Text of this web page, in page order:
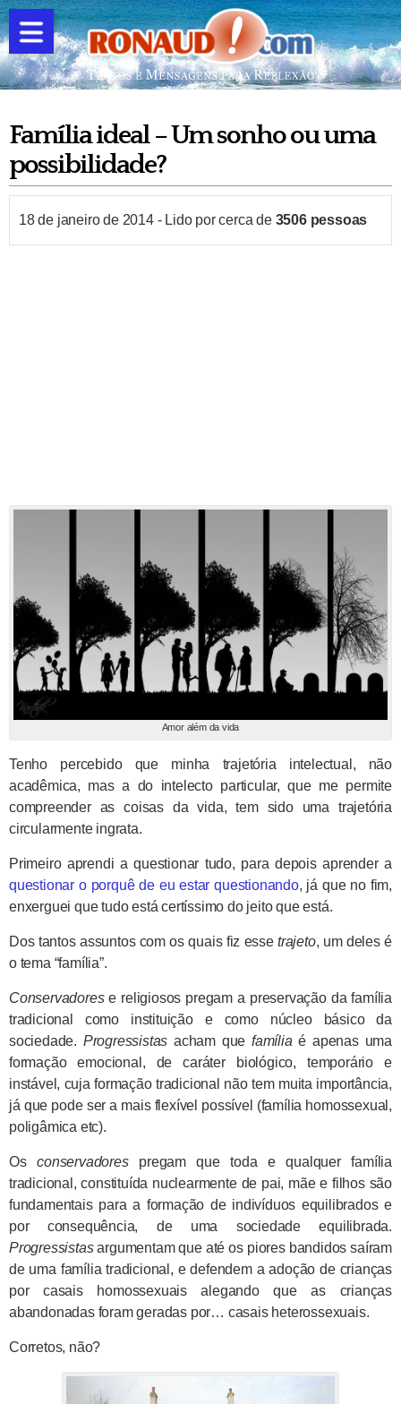
Família ideal – Um sonho ou uma
possibilidade?
18 de janeiro de 2014- Lido por cerca de 3506pessoas
Amor além da vida
Tenho percebido que minha trajetória intelectual, não
acadêmica, mas a do intelecto particular, que me permite
compreender as coisas da vida, tem sido uma trajetória
circularmente ingrata.
Primeiro aprendi a questionar tudo, para depois aprender a
questionar o porquê de eu estar questionando, já que no fim,
enxerguei que tudo está certíssimo do jeito que está.
Dos tantos assuntos com os quais fiz essetrajeto, um deles é
o tema “família”.
Conservadorese religiosos pregam a preservação da família
tradicional como instituição e como núcleo básico da
sociedade. Progressistas acham que família é apenas uma
formação emocional, de caráter biológico, temporário e
instável, cuja formação tradicional não tem muita importância,
já que pode ser a mais flexível possível (família homossexual,
poligâmica etc).
Osconservadorespregam que toda e qualquer família
tradicional, constituída nuclearmente de pai, mãe e filhos são
fundamentais para a formação de indivíduos equilibrados e
por consequência, de uma sociedade equilibrada.
Progressistasargumentam que até os piores bandidos saíram
de uma família tradicional, e defendem a adoção de crianças
por casais homossexuais alegando que as crianças
abandonadas foram geradas por… casais heterossexuais.
Corretos, não?